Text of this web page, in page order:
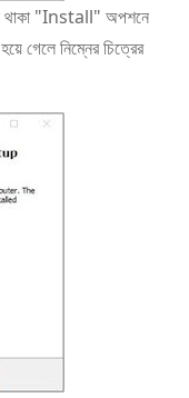
থাকা "Install" অপশনে
গেলে নিম্নের চিত্রের